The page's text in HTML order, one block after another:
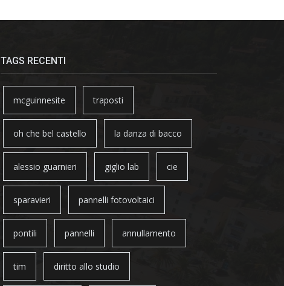
TAGS RECENTI
mcguinnesite traposti
oh che bel castello la danza di bacco
alessio guarnieri giglio lab cie
sparavieri pannelli fotovoltaici
pontili pannelli annullamento
tim diritto allo studio